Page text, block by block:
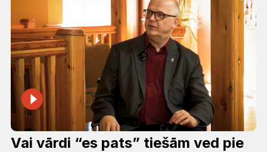
Vai vārdi “es pats” tiešām ved pie